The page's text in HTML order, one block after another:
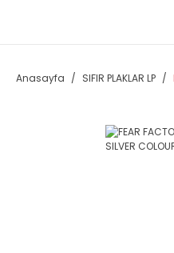
Anasayfa SIFIR PLAKLAR LP